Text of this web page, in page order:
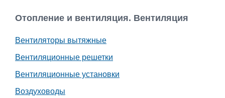
Каталог
Работа
Объявления
Отопление и вентиляция. Вентиляция
Вентиляторы вытяжные
Вентиляционные решетки
Вентиляционные установки
Воздуховоды